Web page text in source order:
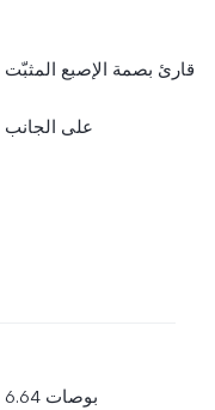
قارئ بصمة الإصبع المثبّت
على الجانب
6.64 بوصات